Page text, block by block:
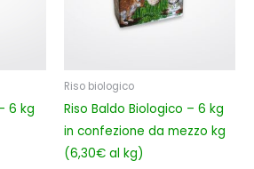
6 kg
Riso biologico
Riso Baldo Biologico – 6 kg
in confezione da mezzo kg
(6,30€ al kg)